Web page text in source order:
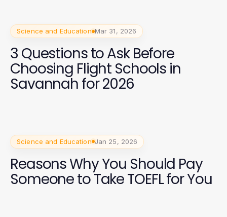
Science and Education Mar 31, 2026
3 Questions to Ask Before
Choosing Flight Schools in
Savannah for 2026
Science and Education Jan 25, 2026
Reasons Why You Should Pay
Someone to Take TOEFL for You